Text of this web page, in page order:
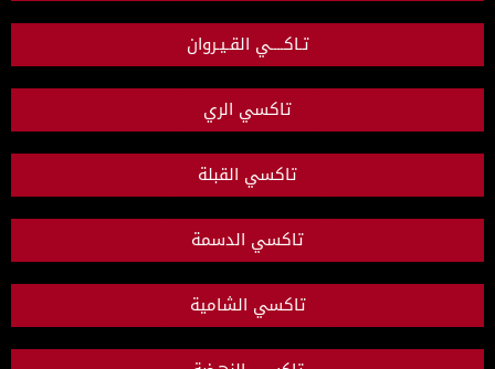
تـاكــــي القـيـروان
تاكسي الري
تاكسي القبلة
تاكسي الدسمة
تاكسي الشامية